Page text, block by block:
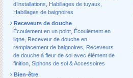
d’installations
Habillages de tuyaux
Habillages de baignoires
Receveurs de douche
Écoulement en un point Écoulement en
ligne Receveur de douche en
remplacement de baignoires
Receveurs
de douche à fleur de sol avec élément de
finition Siphons de sol & Accessoires
Bien-être